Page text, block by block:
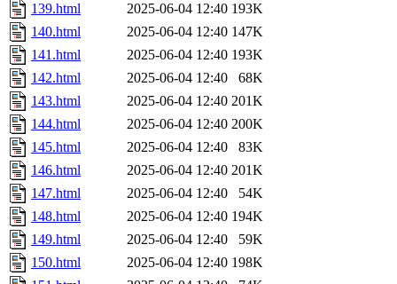
139.html
2025-06-04 12:40 193K
140.html
2025-06-04 12:40 147K
141.html
2025-06-04 12:40 193K
142.html
2025-06-04 12:40
68K
143.html
2025-06-04 12:40 201K
144.html
2025-06-04 12:40 200K
145.html
2025-06-04 12:40
83K
146.html
2025-06-04 12:40 201K
147.html
2025-06-04 12:40
54K
148.html
2025-06-04 12:40 194K
149.html
2025-06-04 12:40
59K
150.html
2025-06-04 12:40 198K